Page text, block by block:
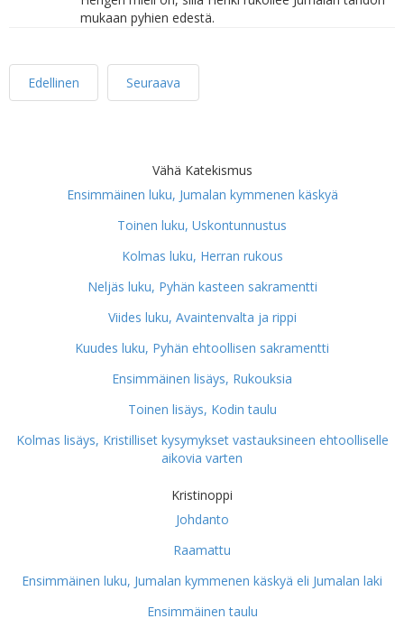
mukaan pyhien edestä.
Edellinen Seuraava
Vähä Katekismus
Ensimmäinen luku, Jumalan kymmenen käskyä
Toinen luku, Uskontunnustus
Kolmas luku, Herran rukous
Neljäs luku, Pyhän kasteen sakramentti
Viides luku, Avaintenvalta ja rippi
Kuudes luku, Pyhän ehtoollisen sakramentti
Ensimmäinen lisäys, Rukouksia
Toinen lisäys, Kodin taulu
Kolmas lisäys, Kristilliset kysymykset vastauksineen ehtoolliselle
aikovia varten
Kristinoppi
Johdanto
Raamattu
Ensimmäinen luku, Jumalan kymmenen käskyä eli Jumalan laki
Ensimmäinen taulu